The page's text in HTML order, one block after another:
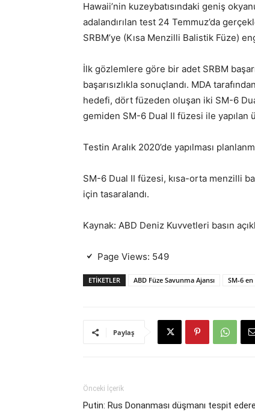
Hawaii’nin kuzeybatısındaki geniş
adalandırılan test 24 Temmuz’da
SRBM’ye (Kısa Menzilli Balistik Füze)
İlk gözlemlere göre bir adet SRBM
başarısızlıkla sonuçlandı. MDA
hedefi, dört füzeden oluşan iki SM-6
gemiden SM-6 Dual II füzesi ile yapılan
Testin Aralık 2020’de yapılması
SM-6 Dual II füzesi, kısa-orta menzilli
için tasaralandı.
Kaynak: ABD Deniz Kuvvetleri basın
Page Views: 549
ETIKETLER ABD Füze Savunma Ajansı SM-6
Paylaş
Önceki İçerik
Putin: Rus Donanması düşmanı tespit